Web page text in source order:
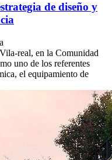
de diseño y
real, en la Comunidad
uno de los referentes
el equipamiento de